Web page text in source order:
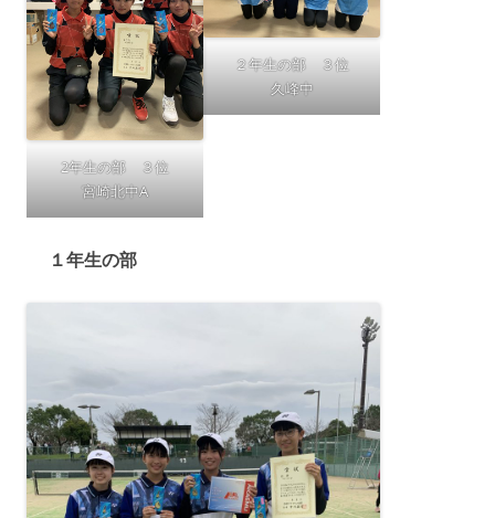
2年生の部 ３位
宮崎北中A
２年生の部 ３位
久峰中
１年生の部